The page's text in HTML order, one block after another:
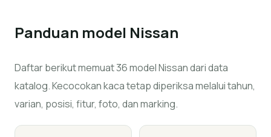
Panduan model Nissan
Daftar berikut memuat 36 model Nissan dari data
katalog. Kecocokan kaca tetap diperiksa melalui tahun,
varian, posisi, fitur, foto, dan marking.